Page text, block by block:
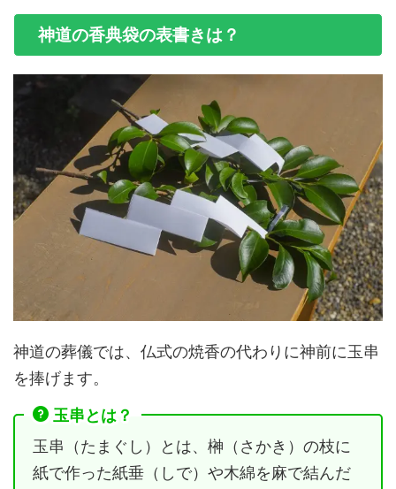
神道の香典袋の表書きは？
神道の葬儀では、仏式の焼香の代わりに神前に玉串
を捧げます。
玉串とは？
玉串（たまぐし）とは、榊（さかき）の枝に
紙で作った紙垂（しで）や木綿を麻で結んだ